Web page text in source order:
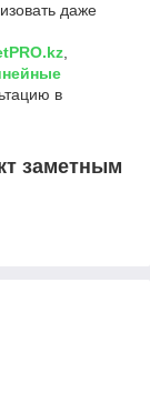
даже
в
заметным